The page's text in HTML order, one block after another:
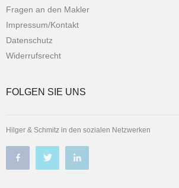
Fragen an den Makler
Impressum/Kontakt
Datenschutz
Widerrufsrecht
FOLGEN SIE UNS
Hilger & Schmitz in den sozialen Netzwerken